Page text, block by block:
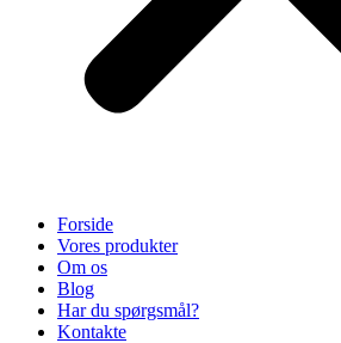
Forside
Vores produkter
Om os
Blog
Har du spørgsmål?
Kontakte